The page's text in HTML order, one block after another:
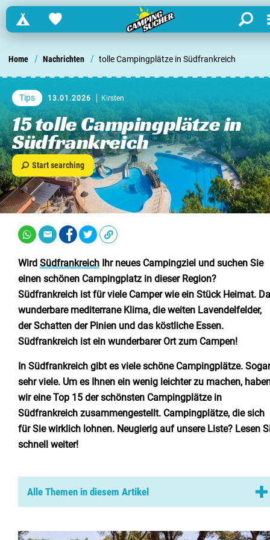
Campings Favorites search
Finden Sie einen Campingplatz in ...
Belgien
Luxemburg
Frankreich
Schweiz
Informationen über ...
Niederlande
Belgien
Luxemburg
Schweiz
Nachrichten / Blog
Häufig gestellte Fragen
Meinen Campingplatz anmelden
Home / Nachrichten / tolle Campingplätze in Südfrankreich
Tips 13.01.2026 Kirsten
15 tolle Campingplätze in
Südfrankreich
Start searching
Wird Südfrankreich Ihr neues Campingziel und suchen Sie
einen schönen Campingplatz in dieser Region?
Südfrankreich ist für viele Camper wie ein Stück Heimat.
wunderbare mediterrane Klima, die weiten Lavendelfelder,
der Schatten der Pinien und das köstliche Essen.
Südfrankreich ist ein wunderbarer Ort zum Campen!
In Südfrankreich gibt es viele schöne Campingplätze. Sogar
sehr viele. Um es Ihnen ein wenig leichter zu machen,
wir eine Top 15 der schönsten Campingplätze in
Südfrankreich zusammengestellt. Campingplätze, die sich
für Sie wirklich lohnen. Neugierig auf unsere Liste? Lesen
schnell weiter!
Alle Themen in diesem Artikel
02. Camping le Vieux Port in Messanges